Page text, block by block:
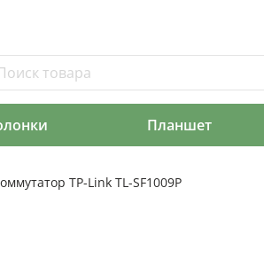
Планшет
TP-Link TL-SF1009P